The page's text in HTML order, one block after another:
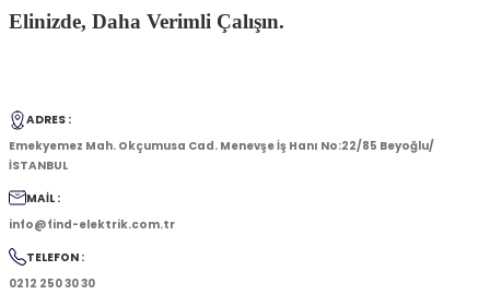
Elinizde, Daha Verimli Çalışın.
ADRES :
Emekyemez Mah. Okçumusa Cad. Menevşe İş Hanı No:22/85 Beyoğlu/
İSTANBUL
MAİL :
info@find-elektrik.com.tr
TELEFON :
0212 250 30 30